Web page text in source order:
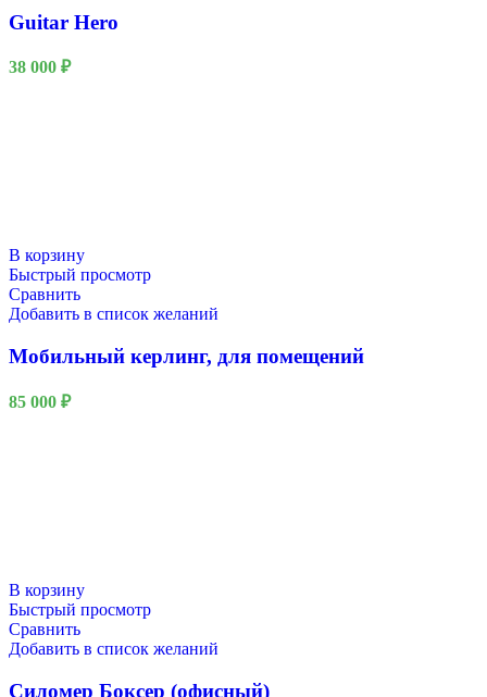
Guitar Hero
38 000 ₽
В корзину
Быстрый просмотр
Сравнить
Добавить в список желаний
Мобильный керлинг, для помещений
85 000 ₽
В корзину
Быстрый просмотр
Сравнить
Добавить в список желаний
Силомер Боксер (офисный)